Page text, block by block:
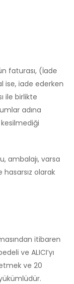
faturası, (İade
ise, iade ederken
ile birlikte
adına
kesilmediği
ambalajı, varsa
hasarsız olarak
itibaren
ve ALICI’yı
ve 20